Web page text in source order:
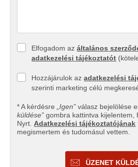
Elfogadom azáltalános
adatkezelési tájékoztatót
Hozzájárulok azadatkezelési
szerinti marketing célú
* A kérdésre „Igen” válasz bejelölése
küldése” gombra kattintva kijelentem,
Nyrt. Adatkezelési tájékoztatójának
megismertem és tudomásul vettem.
ÜZENET